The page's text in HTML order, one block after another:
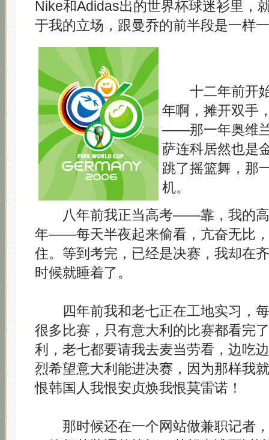
Nike和Adidas出的世界杯球迷衫里，
于我的立场，跟曼乔的前半段是一样
十二年前开
年啊，摊开双手
——那一年奥维
萨连科居然也是
跳了摇篮舞，那
机。
八年前我正当高考——靠，我的高
年——每天半夜起来偷看，亢奋无比
住。等到考完，已经是决赛，我却在
时候就睡着了。
四年前我和老七正在工地实习，每
很多比赛，只有意大利的比赛都看完
利，老七都要请我去麦当劳看，边吃
烈希望意大利能进决赛，因为那样我
恨韩国人我恨安贞焕我恨莫雷诺！
那时候还在一个网站做兼职记者，